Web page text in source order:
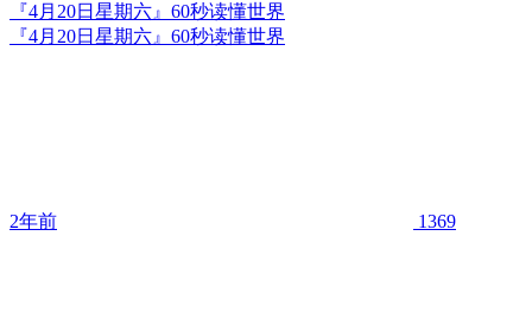
『4月20日星期六』60秒读懂世界
『4月20日星期六』60秒读懂世界
2年前 1369